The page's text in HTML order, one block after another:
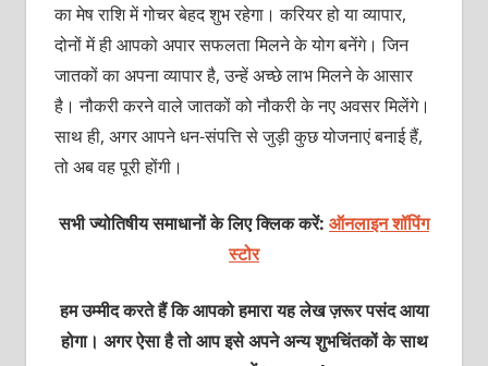
का मेष राशि में गोचर बेहद शुभ रहेगा। करियर हो या व्यापार,
दोनों में ही आपको अपार सफलता मिलने के योग बनेंगे। जिन
जातकों का अपना व्यापार है, उन्हें अच्छे लाभ मिलने के आसार
है। नौकरी करने वाले जातकों को नौकरी के नए अवसर मिलेंगे।
साथ ही, अगर आपने धन-संपत्ति से जुड़ी कुछ योजनाएं बनाई हैं,
तो अब वह पूरी होंगी।
सभी ज्योतिषीय समाधानों के लिए क्लिक करें: ऑनलाइन शॉपिंग
स्टोर
हम उम्मीद करते हैं कि आपको हमारा यह लेख ज़रूर पसंद आया
होगा। अगर ऐसा है तो आप इसे अपने अन्य शुभचिंतकों के साथ